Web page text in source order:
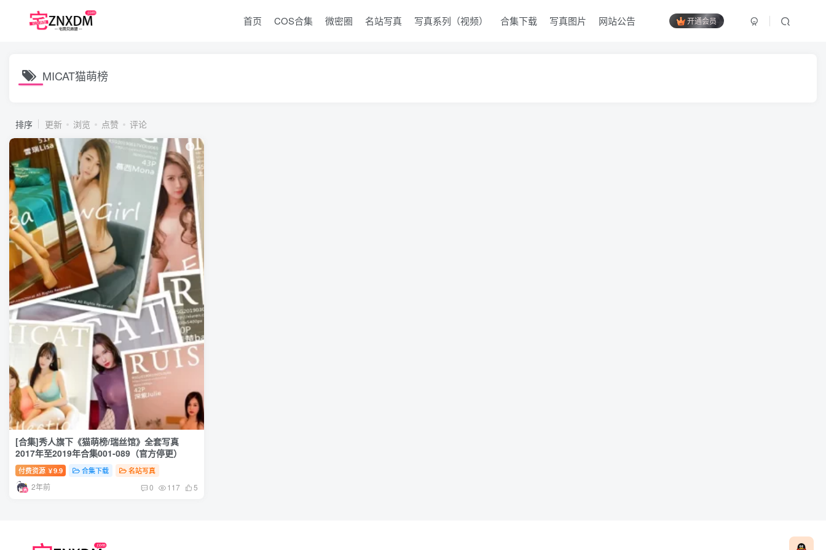
开通会员
首页 COS合集 微密圈 名站写真 写真系列（视频） 合集下载 写真图片 网站公告
MICAT猫萌榜
排序 更新 浏览 点赞 评论
[合集]秀人旗下《猫萌榜/瑞丝馆》全套写真
2017年至2019年合集001-089（官方停更）
付费资源 ￥9.9 合集下载 名站写真
2年前 0 117 5